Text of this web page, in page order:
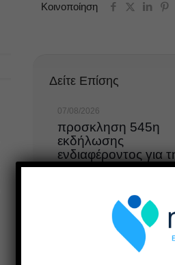
Κοινοποίηση
Δείτε Επίσης
07/08/2026
προσκληση 545η
εκδήλωσης
ενδιαφέροντος για
προμήθεια
νοσοκομειου
Περισσότερα